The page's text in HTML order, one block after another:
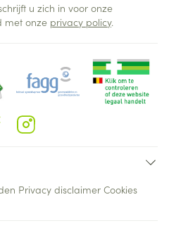
u zich in voor onze
met onze privacy policy.
Privacy disclaimer Cookies